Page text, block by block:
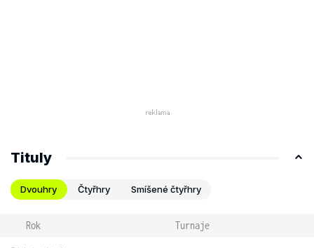
Tituly
Dvouhry Čtyřhry Smíšené čtyřhry
Rok Turnaje